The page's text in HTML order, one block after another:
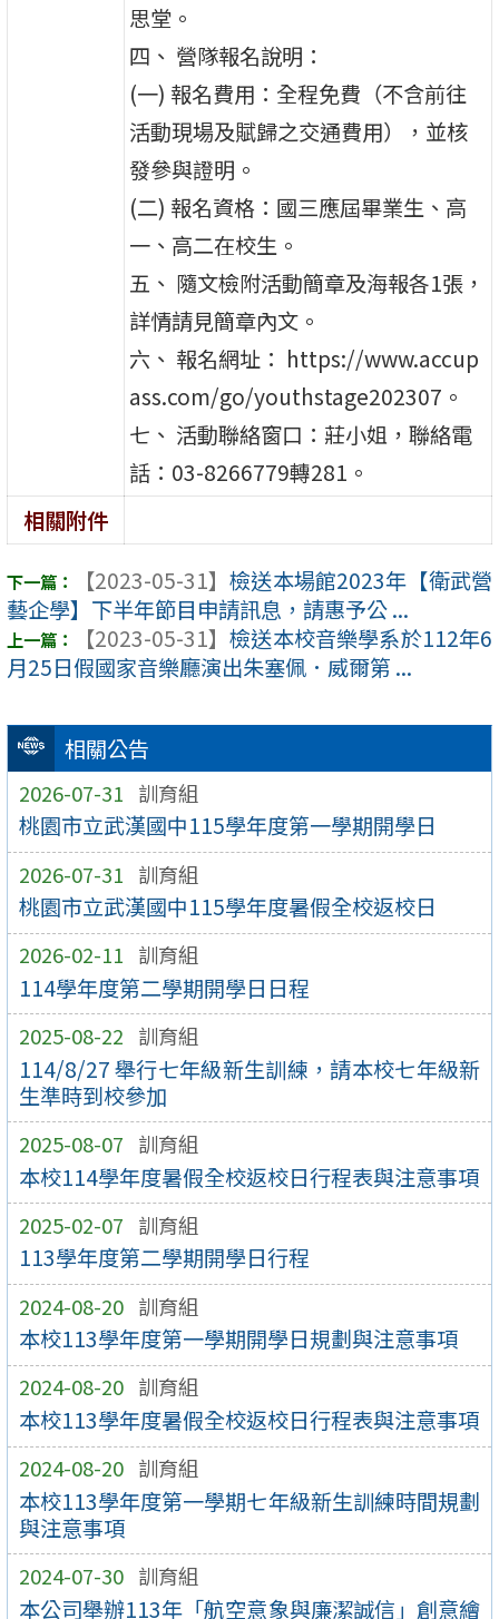
相關公告
2026-07-31 訓育組
桃園市立武漢國中115學年度第一學期開學日
2026-07-31 訓育組
桃園市立武漢國中115學年度暑假全校返校日
2026-02-11 訓育組
114學年度第二學期開學日日程
2025-08-22 訓育組
114/8/27 舉行七年級新生訓練，請本校七年級新
生準時到校參加
2025-08-07 訓育組
本校114學年度暑假全校返校日行程表與注意事項
2025-02-07 訓育組
113學年度第二學期開學日行程
2024-08-20 訓育組
本校113學年度第一學期開學日規劃與注意事項
2024-08-20 訓育組
本校113學年度暑假全校返校日行程表與注意事項
2024-08-20 訓育組
本校113學年度第一學期七年級新生訓練時間規劃
與注意事項
2024-07-30 訓育組
本公司舉辦113年「航空意象與廉潔誠信」創意繪
思堂。
四、 營隊報名說明：
(一) 報名費用：全程免費（不含前往
活動現場及賦歸之交通費用），並核
發參與證明。
(二) 報名資格：國三應屆畢業生、高
一、高二在校生。
五、 隨文檢附活動簡章及海報各1張，
詳情請見簡章內文。
六、 報名網址： https://www.accup
ass.com/go/youthstage202307。
七、 活動聯絡窗口：莊小姐，聯絡電
話：03-8266779轉281。
相關附件
【2023-05-31】 檢送本場館2023年【衛武營
藝企學】下半年節目申請訊息，請惠予公 ...
【2023-05-31】 檢送本校音樂學系於112年6
月25日假國家音樂廳演出朱塞佩．威爾第 ...